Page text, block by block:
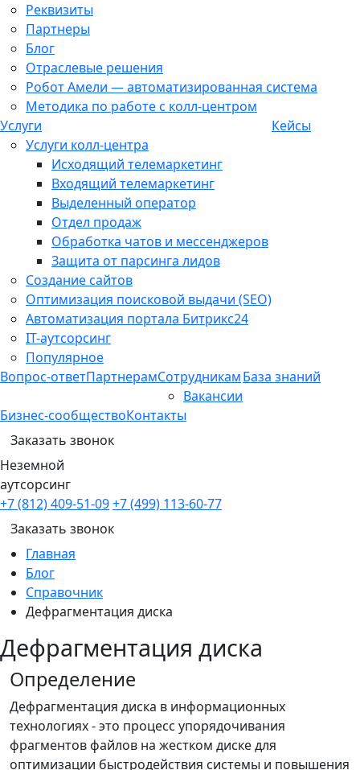
Реквизиты
Партнеры
Блог
Отраслевые решения
Робот Амели — автоматизированная система
Методика по работе с колл-центром
Услуги
Услуги колл-центра
Исходящий телемаркетинг
Входящий телемаркетинг
Выделенный оператор
Отдел продаж
Обработка чатов и мессенджеров
Защита от парсинга лидов
Создание сайтов
Оптимизация поисковой выдачи (SEO)
Автоматизация портала Битрикс24
IT-аутсорсинг
Популярное
Кейсы
Вопрос-ответПартнерамСотрудникам
Вакансии
База знаний
Бизнес-сообществоКонтакты
Заказать звонок
Неземной
аутсорсинг
+7 (812) 409-51-09+7 (499) 113-60-77
Заказать звонок
Главная
Блог
Справочник
Дефрагментация диска
Дефрагментация диска
Определение
Дефрагментация диска в информационных
технологиях - это процесс упорядочивания
фрагментов файлов на жестком диске для
оптимизации быстродействия системы и повышения